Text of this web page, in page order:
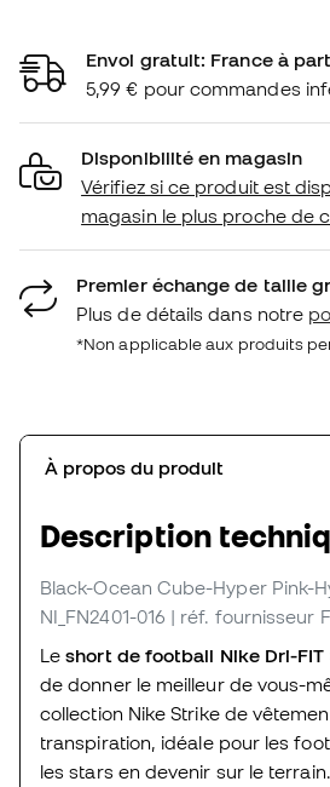
Envoi gratuit: France à
5,99 € pour commandes
Disponibilité en magasin
Vérifiez si ce produit est
magasin le plus proche de
Premier échange de taille
Plus de détails dans notre
*Non applicable aux produits
À propos du produit
Description
Black-Ocean Cube-Hyper Pink-
NI_FN2401-016 | réf. fournisseur
Le short de football Nike Dri-FIT
de donner le meilleur de vous-
collection Nike Strike de
transpiration, idéale pour les
les stars en devenir sur le